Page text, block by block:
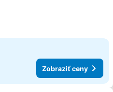
Zobraziť ceny